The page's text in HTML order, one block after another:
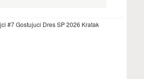
#7 Gostujuci Dres SP 2026 Kratak